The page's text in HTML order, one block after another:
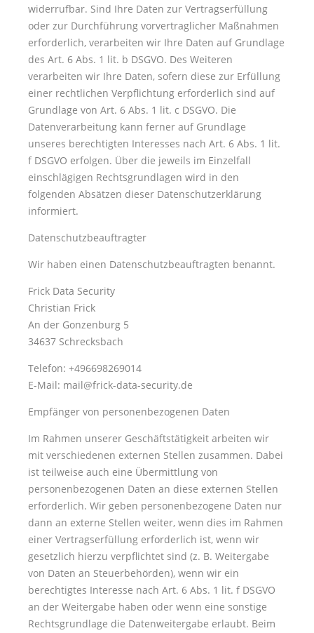
widerrufbar. Sind Ihre Daten zur Vertragserfüllung
oder zur Durchführung vorvertraglicher Maßnahmen
erforderlich, verarbeiten wir Ihre Daten auf Grundlage
des Art. 6 Abs. 1 lit. b DSGVO. Des Weiteren
verarbeiten wir Ihre Daten, sofern diese zur Erfüllung
einer rechtlichen Verpflichtung erforderlich sind auf
Grundlage von Art. 6 Abs. 1 lit. c DSGVO. Die
Datenverarbeitung kann ferner auf Grundlage
unseres berechtigten Interesses nach Art. 6 Abs. 1 lit.
f DSGVO erfolgen. Über die jeweils im Einzelfall
einschlägigen Rechtsgrundlagen wird in den
folgenden Absätzen dieser Datenschutzerklärung
informiert.
Datenschutz­beauftragter
Wir haben einen Datenschutzbeauftragten benannt.
Frick Data Security
Christian Frick
An der Gonzenburg 5
34637 Schrecksbach
Telefon: +496698269014
E-Mail: mail@frick-data-security.de
Empfänger von personenbezogenen Daten
Im Rahmen unserer Geschäftstätigkeit arbeiten wir
mit verschiedenen externen Stellen zusammen. Dabei
ist teilweise auch eine Übermittlung von
personenbezogenen Daten an diese externen Stellen
erforderlich. Wir geben personenbezogene Daten nur
dann an externe Stellen weiter, wenn dies im Rahmen
einer Vertragserfüllung erforderlich ist, wenn wir
gesetzlich hierzu verpflichtet sind (z. B. Weitergabe
von Daten an Steuerbehörden), wenn wir ein
berechtigtes Interesse nach Art. 6 Abs. 1 lit. f DSGVO
an der Weitergabe haben oder wenn eine sonstige
Rechtsgrundlage die Datenweitergabe erlaubt. Beim